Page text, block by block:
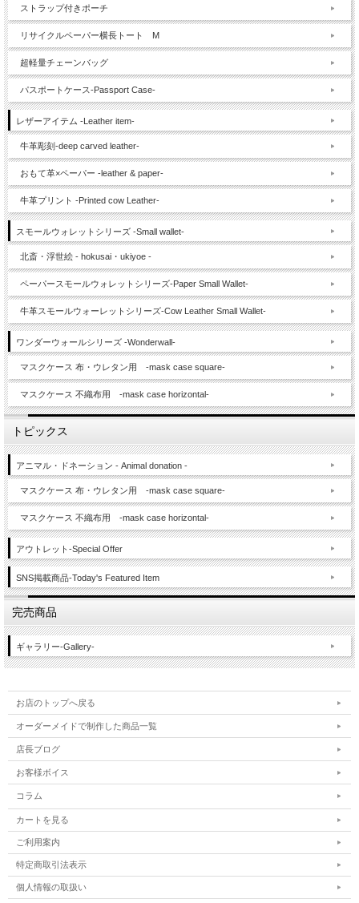
ストラップ付きポーチ
リサイクルペーパー横長トート M
超軽量チェーンバッグ
パスポートケース-Passport Case-
レザーアイテム -Leather item-
牛革彫刻-deep carved leather-
おもて革×ペーパー -leather & paper-
牛革プリント -Printed cow Leather-
スモールウォレットシリーズ -Small wallet-
北斎・浮世絵 - hokusai・ukiyoe -
ペーパースモールウォレットシリーズ-Paper Small Wallet-
牛革スモールウォーレットシリーズ-Cow Leather Small Wallet-
ワンダーウォールシリーズ -Wonderwall-
マスクケース 布・ウレタン用 -mask case square-
マスクケース 不織布用 -mask case horizontal-
トピックス
アニマル・ドネーション - Animal donation -
マスクケース 布・ウレタン用 -mask case square-
マスクケース 不織布用 -mask case horizontal-
アウトレット-Special Offer
SNS掲載商品-Today's Featured Item
完売商品
ギャラリー-Gallery-
お店のトップへ戻る
オーダーメイドで制作した商品一覧
店長ブログ
お客様ボイス
コラム
カートを見る
ご利用案内
特定商取引法表示
個人情報の取扱い